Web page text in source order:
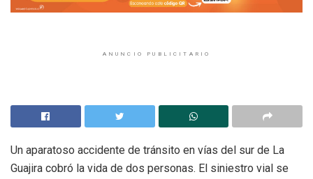
ANUNCIO PUBLICITARIO
Un aparatoso accidente de tránsito en vías del sur de La
Guajira cobró la vida de dos personas. El siniestro vial se